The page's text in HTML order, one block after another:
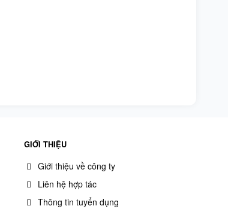
GIỚI THIỆU
Giới thiệu về công ty
Liên hệ hợp tác
Thông tin tuyển dụng